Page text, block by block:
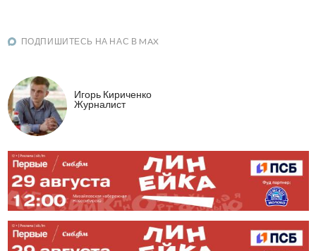
ПОДПИШИТЕСЬ НА НАС В MAX
Игорь Кириченко
Журналист